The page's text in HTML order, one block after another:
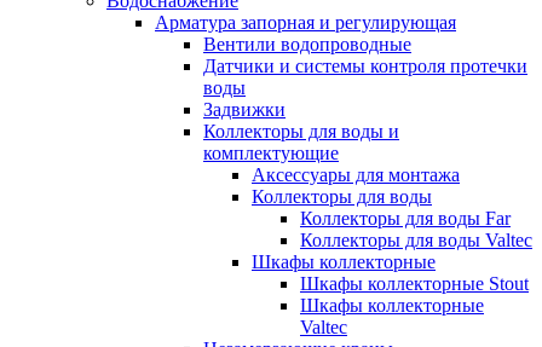
Арматура запорная и регулирующая
Вентили водопроводные
Датчики и системы контроля протечки
воды
Задвижки
Коллекторы для воды и
комплектующие
Аксессуары для монтажа
Коллекторы для воды
Коллекторы для воды Far
Коллекторы для воды Valtec
Шкафы коллекторные
Шкафы коллекторные Stout
Шкафы коллекторные
Valtec